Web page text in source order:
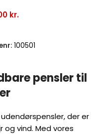
kr.
100501
pensler til
der er
vind. Med vores